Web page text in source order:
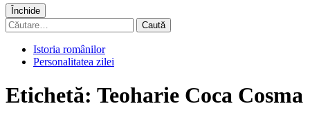
Închide
Caută
după:
Istoria românilor
Personalitatea zilei
Etichetă: Teoharie Coca Cosma